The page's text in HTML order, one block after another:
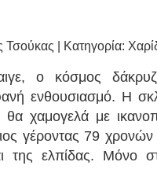
Τσούκας | Κατηγορία:
ο κόσμος
ενθουσιασμό. Η
θα χαμογελά με
γέροντας 79
της ελπίδας. Μόνο